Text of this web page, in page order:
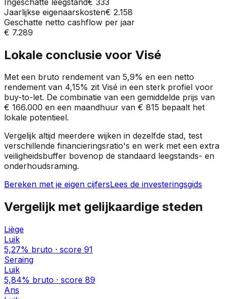
Jaarlijkse eigenaarskosten€ 2.158
Geschatte netto cashflow per jaar
€ 7.289
Lokale conclusie voor Visé
Met een bruto rendement van 5,9% en een netto
rendement van 4,15% zit Visé in een sterk profiel voor
buy-to-let. De combinatie van een gemiddelde prijs van
€ 166.000 en een maandhuur van € 815 bepaalt het
lokale potentieel.
Vergelijk altijd meerdere wijken in dezelfde stad, test
verschillende financieringsratio's en werk met een extra
veiligheidsbuffer bovenop de standaard leegstands- en
onderhoudsraming.
Bereken met je eigen cijfersLees de investeringsgids
Vergelijk met gelijkaardige steden
Liège
Luik
5,27% bruto · score 91
Seraing
Luik
5,84% bruto · score 89
Ans